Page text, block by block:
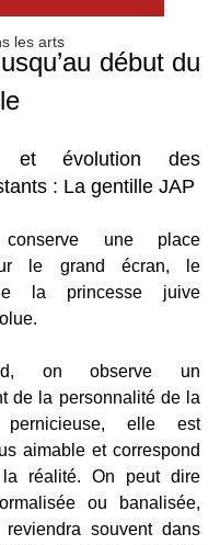
les arts
début du
et évolution des
: La gentille JAP
une place
le grand écran, le
la princesse juive
on observe un
de la personnalité de la
elle est
aimable et correspond
réalité. On peut dire
ou banalisée,
souvent dans